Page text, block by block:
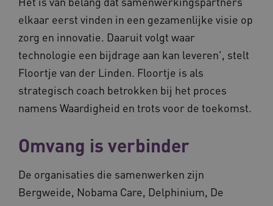
elkaar eerst vinden in een gezamenlijke visie op
zorg en innovatie. Daaruit volgt waar
technologie een bijdrage aan kan leveren', stelt
Floortje van der Linden. Floortje is als
strategisch coach betrokken bij het proces
namens Waardigheid en trots voor de toekomst.
Omvang is verbinder
De organisaties die samenwerken zijn
Bergweide, Nobama Care, Delphinium, De